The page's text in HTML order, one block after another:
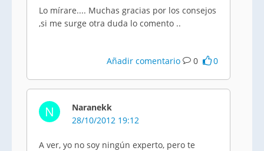
Lo mírare.... Muchas gracias por los consejos
,si me surge otra duda lo comento ..
Añadir comentario 0 0
N
Naranekk
28/10/2012 19:12
A ver, yo no soy ningún experto, pero te